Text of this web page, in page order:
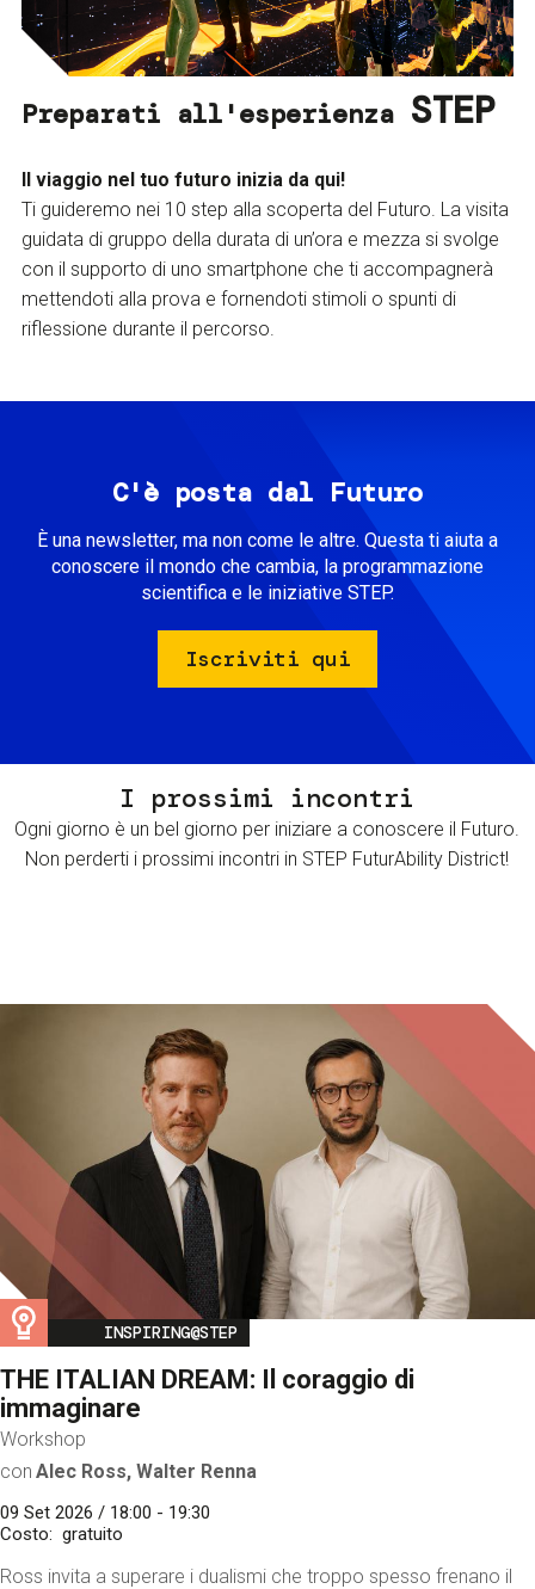
Preparati all'esperienza STEP
Il viaggio nel tuo futuro inizia da qui!
Ti guideremo nei 10 step alla scoperta del Futuro. La visita
guidata di gruppo della durata di un’ora e mezza si svolge
con il supporto di uno smartphone che ti accompagnerà
mettendoti alla prova e fornendoti stimoli o spunti di
riflessione durante il percorso.
C'è posta dal Futuro
È una newsletter, ma non come le altre. Questa ti aiuta a
conoscere il mondo che cambia, la programmazione
scientifica e le iniziative STEP.
Iscriviti qui
I prossimi incontri
Ogni giorno è un bel giorno per iniziare a conoscere il Futuro.
Non perderti i prossimi incontri in STEP FuturAbility District!
Image
INSPIRING@STEP
THE ITALIAN DREAM: Il coraggio di
immaginare
Workshop
con Alec Ross, Walter Renna
09 Set 2026 / 18:00 - 19:30
Costo
gratuito
Ross invita a superare i dualismi che troppo spesso frenano il